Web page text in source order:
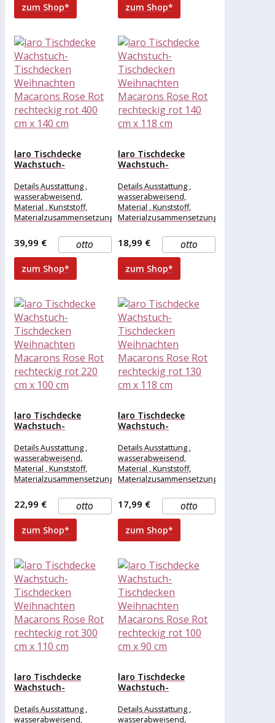
zum Shop* zum Shop*
laro Tischdecke
Wachstuch-
Weihnachten
Macarons Rose Rot...
Details Ausstattung ,
wasserabweisend,
Material , Kunststoff,
Materialzusammensetzung
Gewicht Breite , 400 cm,
Länge , 140
otto
39,99 €
zum Shop*
laro Tischdecke
Wachstuch-
Weihnachten
Macarons Rose Rot...
Details Ausstattung ,
wasserabweisend,
Material , Kunststoff,
Materialzusammensetzung
Gewicht Breite , 140 cm,
Länge , 118
otto
18,99 €
zum Shop*
laro Tischdecke
Wachstuch-
Weihnachten
Macarons Rose Rot...
Details Ausstattung ,
wasserabweisend,
Material , Kunststoff,
Materialzusammensetzung
Gewicht Breite , 220 cm,
Länge , 100
otto
22,99 €
zum Shop*
laro Tischdecke
Wachstuch-
Weihnachten
Macarons Rose Rot...
Details Ausstattung ,
wasserabweisend,
Material , Kunststoff,
Materialzusammensetzung
Gewicht Breite , 130 cm,
Länge , 118
otto
17,99 €
zum Shop*
laro Tischdecke
Wachstuch-
Weihnachten
Macarons Rose Rot...
Details Ausstattung ,
wasserabweisend,
laro Tischdecke
Wachstuch-
Weihnachten
Macarons Rose Rot...
Details Ausstattung ,
wasserabweisend,